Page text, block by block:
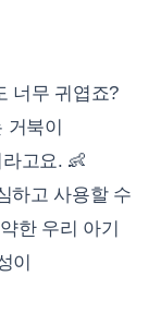
너무 귀엽죠?
거북이
고요. 👶
하고 사용할 수
한 우리 아기
이